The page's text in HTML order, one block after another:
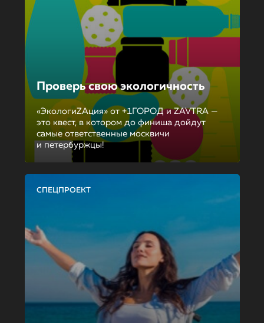
Проверь свою экологичность
«ЭкологиZAция» от +1ГОРОД и ZAVTRA —
это квест, в котором до финиша дойдут
самые ответственные москвичи
и петербуржцы!
СПЕЦПРОЕКТ